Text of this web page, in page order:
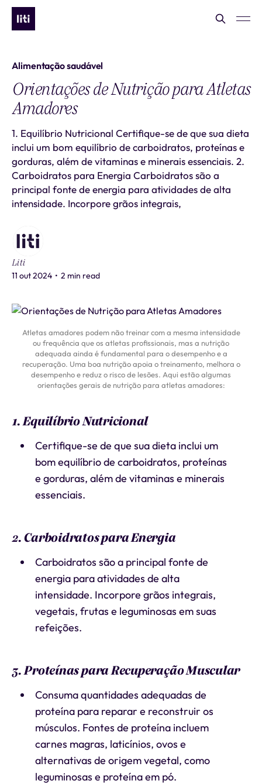
Alimentação saudável
Orientações de Nutrição para Atletas
Amadores
1. Equilíbrio Nutricional Certifique-se de que sua dieta
inclui um bom equilíbrio de carboidratos, proteínas e
gorduras, além de vitaminas e minerais essenciais. 2.
Carboidratos para Energia Carboidratos são a
principal fonte de energia para atividades de alta
intensidade. Incorpore grãos integrais,
Liti
11 out 2024 • 2 min read
Atletas amadores podem não treinar com a mesma intensidade
ou frequência que os atletas profissionais, mas a nutrição
adequada ainda é fundamental para o desempenho e a
recuperação. Uma boa nutrição apoia o treinamento, melhora o
desempenho e reduz o risco de lesões. Aqui estão algumas
orientações gerais de nutrição para atletas amadores:
1. Equilíbrio Nutricional
Certifique-se de que sua dieta inclui um
bom equilíbrio de carboidratos, proteínas
e gorduras, além de vitaminas e minerais
essenciais.
2. Carboidratos para Energia
Carboidratos são a principal fonte de
energia para atividades de alta
intensidade. Incorpore grãos integrais,
vegetais, frutas e leguminosas em suas
refeições.
3. Proteínas para Recuperação Muscular
Consuma quantidades adequadas de
proteína para reparar e reconstruir os
músculos. Fontes de proteína incluem
carnes magras, laticínios, ovos e
alternativas de origem vegetal, como
leguminosas e proteína em pó.